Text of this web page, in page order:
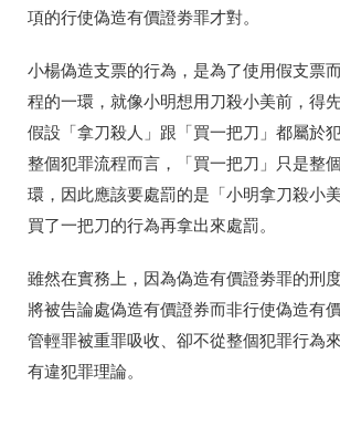
項的行使偽造有價證劵罪才對。
小楊偽造支票的行為，是為了使用假支票
程的一環，就像小明想用刀殺小美前，得
假設「拿刀殺人」跟「買一把刀」都屬於
整個犯罪流程而言，「買一把刀」只是整
環，因此應該要處罰的是「小明拿刀殺小
買了一把刀的行為再拿出來處罰。
雖然在實務上，因為偽造有價證劵罪的刑
將被告論處偽造有價證券而非行使偽造有
管輕罪被重罪吸收、卻不從整個犯罪行為
有違犯罪理論。